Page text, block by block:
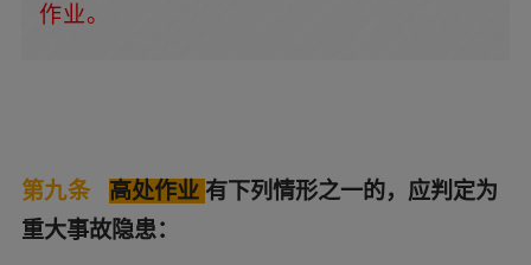
作业。
第九条 高处作业有下列情形之一的，应判定为
重大事故隐患：